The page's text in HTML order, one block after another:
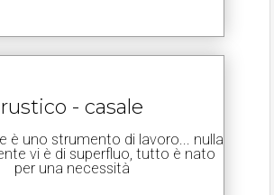
rustico - casale
è uno strumento di lavoro... nulla
vi è di superfluo, tutto è nato
per una necessità